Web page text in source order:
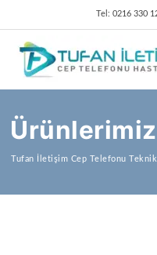
Tel: 0216 330
Ürünlerimiz
Tufan İletişim Cep Telefonu